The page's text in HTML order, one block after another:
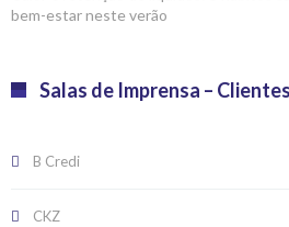
bem-estar neste verão
Salas de Imprensa – Clientes
B Credi
CKZ